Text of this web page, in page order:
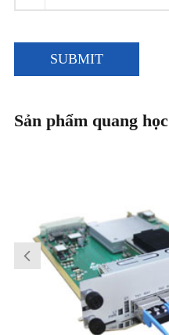
SUBMIT
Sản phẩm quang